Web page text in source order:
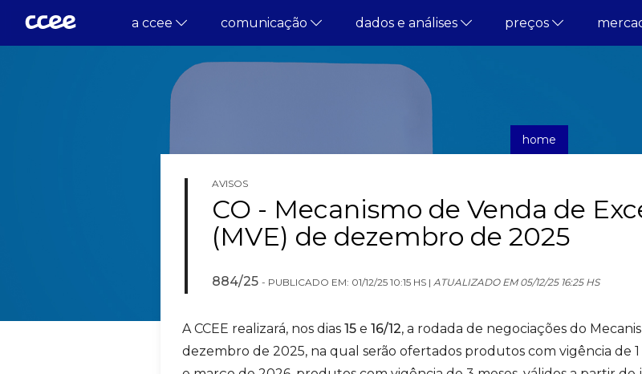
a ccee comunicação dados e análises preços
home
AVISOS
CO - Mecanismo de Venda de
(MVE) de dezembro de 2025
884/25 - PUBLICADO EM: 01/12/25 10:15 HS | ATUALIZADO EM 05/12/25 16:25 HS
A CCEE realizará, nos dias 15e 16/12, a rodada de negociações do
dezembro de 2025, na qual serão ofertados produtos com vigência de